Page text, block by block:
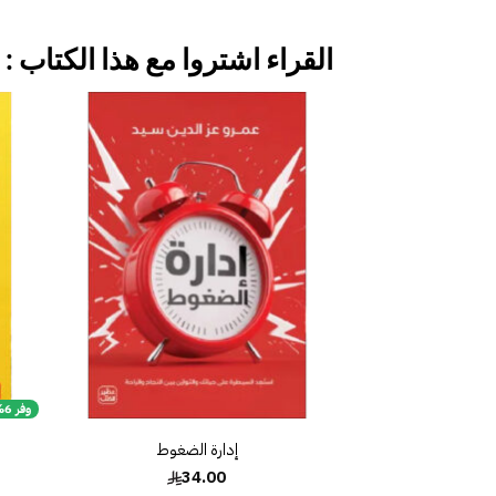
القراء اشتروا مع هذا الكتاب :
إضافة
إلى
قائمة
إدارة الضغوط
34.00
وفر 6%